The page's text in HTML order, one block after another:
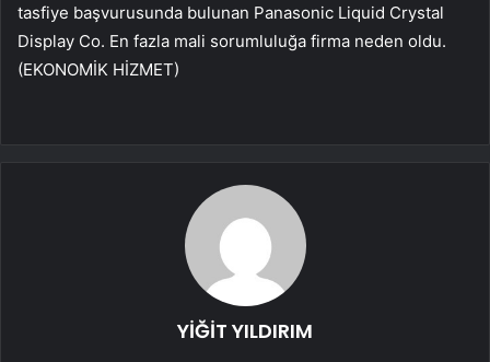
tasfiye başvurusunda bulunan Panasonic Liquid Crystal
Display Co. En fazla mali sorumluluğa firma neden oldu.
(EKONOMİK HİZMET)
YİĞİT YILDIRIM